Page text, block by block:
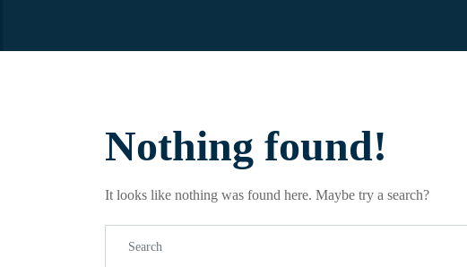
Nothing found!
It looks like nothing was found here. Maybe try a search?